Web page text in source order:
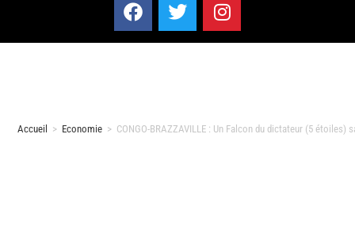
Accueil > Economie > CONGO-BRAZZAVILLE : Un Falcon du dictateur (5